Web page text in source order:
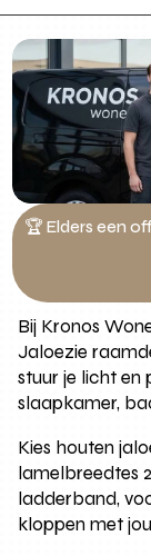
🏆 Elders een
Bij Kronos
Jaloezie
stuur je licht en
slaapkamer,
Kies houten
lamelbreedtes
ladderband,
kloppen met